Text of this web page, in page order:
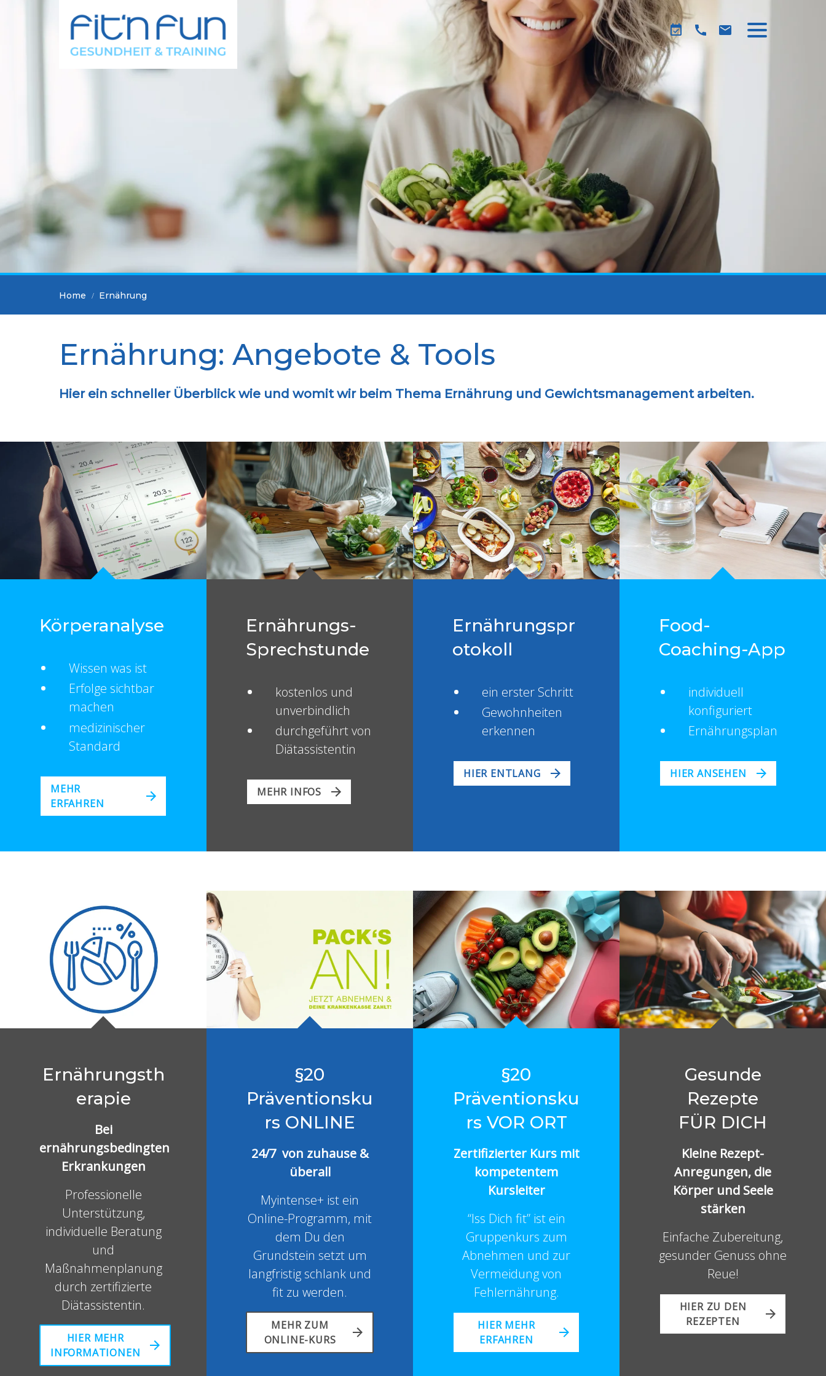
Home Ernährung
Ernährung: Angebote & Tools
Hier ein schneller Überblick wie und womit wir beim Thema Ernährung und Gewichtsmanagement arbeiten.
Körperanalyse
Wissen was ist
Erfolge sichtbar
machen
medizinischer
Standard
MEHR
ERFAHREN
Ernährungs-
Sprechstunde
kostenlos und
unverbindlich
durchgeführt von
Diätassistentin
MEHR INFOS
Ernährungspr
otokoll
ein erster Schritt
Gewohnheiten
erkennen
HIER ENTLANG
Food-
Coaching-App
individuell
konfiguriert
Ernährungsplan
HIER ANSEHEN
Ernährungsth
erapie
Bei
ernährungsbedingten
Erkrankungen
Professionelle
Unterstützung,
individuelle Beratung
und
Maßnahmenplanung
durch zertifizierte
Diätassistentin.
HIER MEHR
INFORMATIONEN
§20
Präventionsku
rs ONLINE
24/7 von zuhause &
überall
Myintense+ ist ein
Online-Programm, mit
dem Du den
Grundstein setzt um
langfristig schlank und
fit zu werden.
MEHR ZUM
ONLINE-KURS
§20
Präventionsku
rs VOR ORT
Zertifizierter Kurs mit
kompetentem
Kursleiter
“Iss Dich fit” ist ein
Gruppenkurs zum
Abnehmen und zur
Vermeidung von
Fehlernährung.
HIER MEHR
ERFAHREN
Gesunde
Rezepte
FÜR DICH
Kleine Rezept-
Anregungen, die
Körper und Seele
stärken
Einfache Zubereitung,
gesunder Genuss ohne
Reue!
HIER ZU DEN
REZEPTEN